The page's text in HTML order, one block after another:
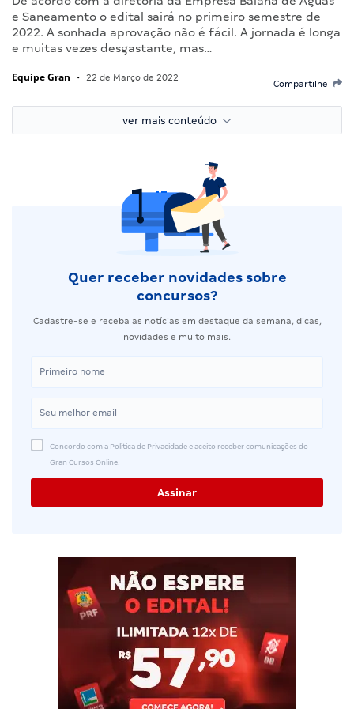
e Saneamento o edital sairá no primeiro semestre de
2022. A sonhada aprovação não é fácil. A jornada é longa
e muitas vezes desgastante, mas…
Equipe Gran • 22 de Março de 2022
Compartilhe
ver mais conteúdo
Quer receber novidades sobre
concursos?
Cadastre-se e receba as notícias em destaque da semana, dicas,
novidades e muito mais.
Concordo com a Política de Privacidade e aceito receber comunicações do
Gran Cursos Online.